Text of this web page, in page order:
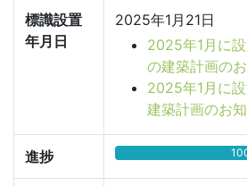
標識設置
年月日
2025年1月21日
2025年1月に
の建築計画の
2025年1月に
建築計画のお
進捗